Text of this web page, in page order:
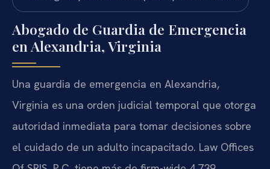
Abogado de Guardia de Emergencia
en Alexandria, Virginia
Una guardia de emergencia en Alexandria,
Virginia es una orden judicial temporal que otorga
autoridad inmediata para tomar decisiones sobre
el cuidado de un adulto incapacitado. Law Offices